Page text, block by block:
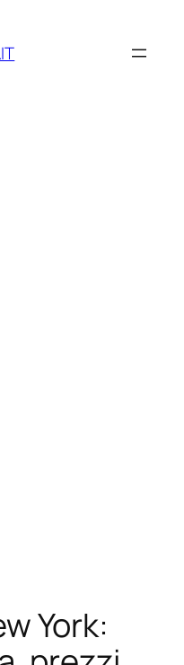
York: